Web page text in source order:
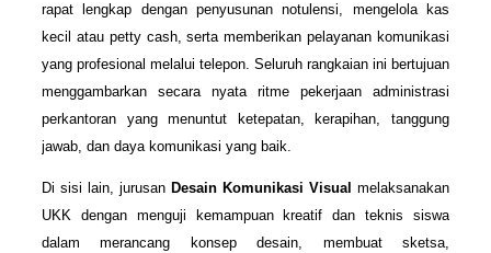
rapat lengkap dengan penyusunan notulensi, mengelola kas
kecil atau petty cash, serta memberikan pelayanan komunikasi
yang profesional melalui telepon. Seluruh rangkaian ini bertujuan
menggambarkan secara nyata ritme pekerjaan administrasi
perkantoran yang menuntut ketepatan, kerapihan, tanggung
jawab, dan daya komunikasi yang baik.
Di sisi lain, jurusan Desain Komunikasi Visual melaksanakan
UKK dengan menguji kemampuan kreatif dan teknis siswa
dalam merancang konsep desain, membuat sketsa,